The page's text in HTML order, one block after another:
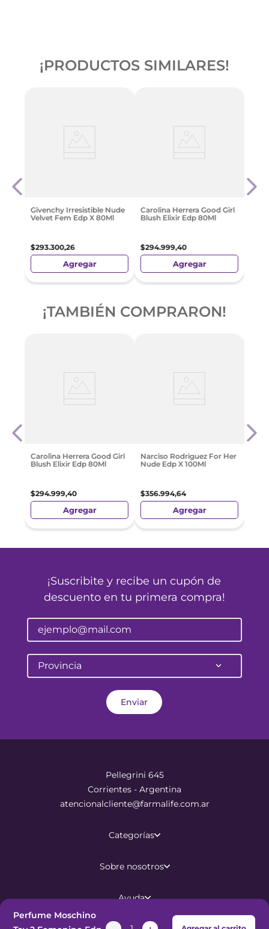
Perfume Moschino
¡PRODUCTOS SIMILARES!
Givenchy Irresistible Nude
Velvet Fem Edp X 80Ml
$293.300,26
Agregar
Carolina Herrera Good Girl
Blush Elixir Edp 80Ml
$294.999,40
Agregar
¡TAMBIÉN COMPRARON!
Carolina Herrera Good Girl
Blush Elixir Edp 80Ml
$294.999,40
Agregar
Narciso Rodriguez For Her
Nude Edp X 100Ml
$356.994,64
Agregar
¡Suscribite y recibe un cupón de
descuento en tu primera compra!
Provincia
Enviar
Pellegrini 645
Corrientes - Argentina
atencionalcliente@farmalife.com.ar
Categorías
Sobre nosotros
Ayuda